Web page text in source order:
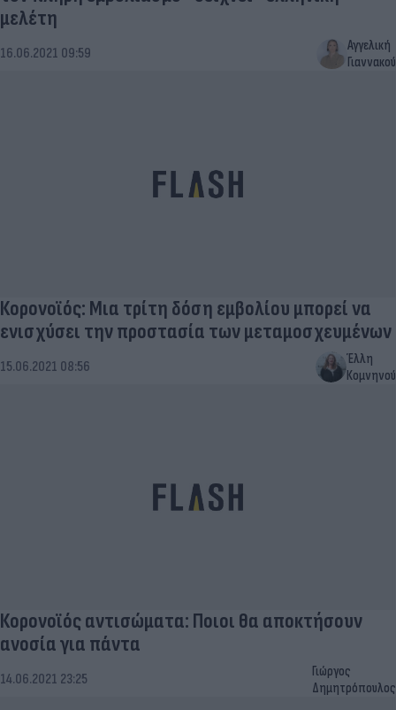
μελέτη
16.06.2021 09:59
Αγγελική
Γιαννακού
Κορονοϊός: Μια τρίτη δόση εμβολίου μπορεί να
ενισχύσει την προστασία των μεταμοσχευμένων
15.06.2021 08:56
Έλλη
Κομνηνού
Κορονοϊός αντισώματα: Ποιοι θα αποκτήσουν
ανοσία για πάντα
14.06.2021 23:25
Γιώργος
Δημητρόπουλος